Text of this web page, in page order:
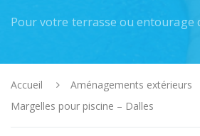
Pour votre terrasse ou entourage
Accueil
Aménagements extérieurs
Margelles pour piscine – Dalles